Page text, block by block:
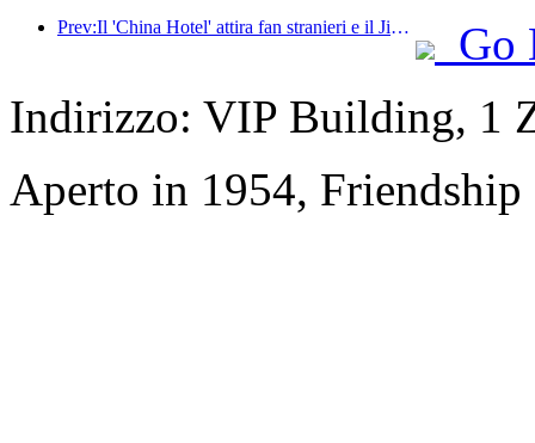
Prev:Il 'China Hotel' attira fan stranieri e il Jinjiang Hotel riceve spesso elogi da ospiti stranieri
Go
Indirizzo: VIP Building, 1
Aperto in 1954,